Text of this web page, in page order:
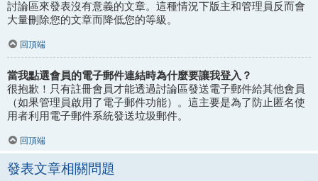
討論區來發表沒有意義的文章。這種情況下版主和管理員反而會
大量刪除您的文章而降低您的等級。
回頂端
當我點選會員的電子郵件連結時為什麼要讓我登入？
很抱歉！只有註冊會員才能透過討論區發送電子郵件給其他會員
（如果管理員啟用了電子郵件功能）。這主要是為了防止匿名使
用者利用電子郵件系統發送垃圾郵件。
回頂端
發表文章相關問題